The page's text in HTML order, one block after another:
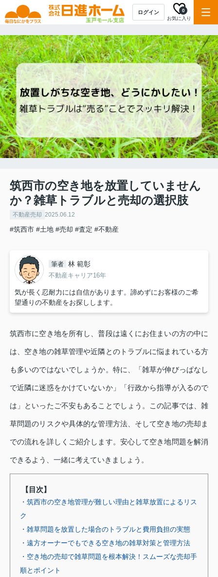
ログイン
お気に入り
0
筑西市の空き地を放置していません
か？雑草トラブルと売却の選択肢
不動産売却 2025.06.12
#筑西市 #土地 #売却 #査定 #不動産
筆者 林 範彰
不動産キャリア16年
気が長く忍耐力には自信があります。諦めずにお客様のご希
望通りの不動産をお探しします。
筑西市に空き地を所有し、普段は遠くにお住まいの方の中に
は、空き地の雑草管理や近隣とのトラブルに悩まれている方
も多いのではないでしょうか。特に、「雑草が伸びっぱなし
で近隣に迷惑をかけていないか」「行政から指導が入るので
は」といったご不安もあることでしょう。この記事では、雑
草問題のリスクや具体的な管理方法、そして空き地の売却ま
での流れを詳しくご紹介します。安心して空き地問題を解消
できるよう、一緒に考えていきましょう。
【目次】
・筑西市の空き地管理が難しい理由と雑草放置によるリス
ク
・雑草問題を放置した場合のトラブルと費用負担の実態
・遠方オーナーでもできる空き地の雑草対策と管理方法
・空き地の売却で雑草問題を根本解決！スムーズな売却手
順とポイント